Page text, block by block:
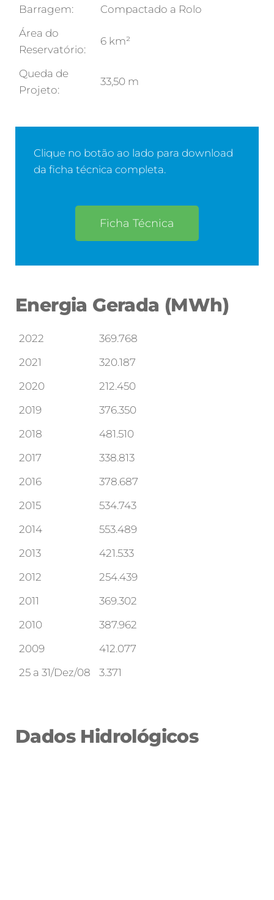
Barragem:
Compactado a Rolo
Área do
Reservatório:
6 km²
Queda de
Projeto:
33,50 m
Clique no botão ao lado para download
da ficha técnica completa.
Ficha Técnica
Energia Gerada (MWh)
2022
369.768
2021
320.187
2020
212.450
2019
376.350
2018
481.510
2017
338.813
2016
378.687
2015
534.743
2014
553.489
2013
421.533
2012
254.439
2011
369.302
2010
387.962
2009
412.077
25 a 31/Dez/08
3.371
Dados Hidrológicos